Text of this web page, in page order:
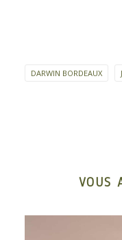
DARWIN BORDEAUX
VOUS